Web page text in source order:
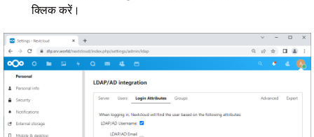
क्लिक करें।